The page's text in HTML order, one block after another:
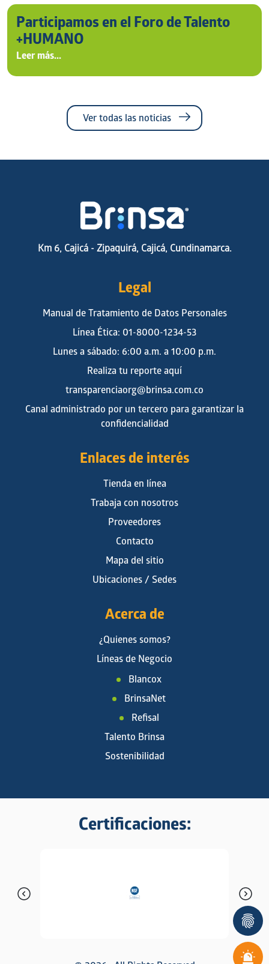
Participamos en el Foro de Talento
+HUMANO
Leer más...
Ver todas las noticias
Km 6, Cajicá - Zipaquirá, Cajicá, Cundinamarca.
Legal
Manual de Tratamiento de Datos Personales
Línea Ética: 01-8000-1234-53
Lunes a sábado: 6:00 a.m. a 10:00 p.m.
Realiza tu reporte aquí
transparenciaorg@brinsa.com.co
Canal administrado por un tercero para garantizar la
confidencialidad
Enlaces de interés
Tienda en línea
Trabaja con nosotros
Proveedores
Contacto
Mapa del sitio
Ubicaciones / Sedes
Acerca de
¿Quienes somos?
Líneas de Negocio
Blancox
BrinsaNet
Refisal
Talento Brinsa
Sostenibilidad
Certificaciones: